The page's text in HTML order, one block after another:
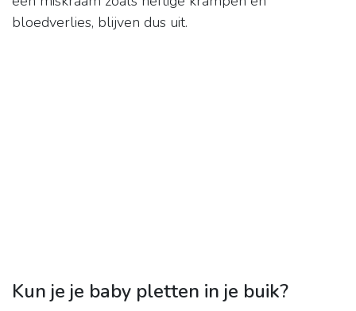
bloedverlies, blijven dus uit.
Kun je je baby pletten in je buik?